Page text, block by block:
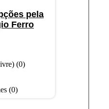
(0)
(0)
pela
Ferro